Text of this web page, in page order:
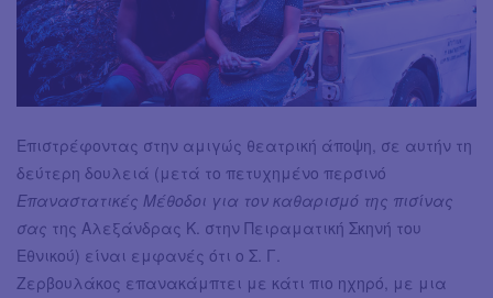
Επιστρέφοντας στην αμιγώς θεατρική άποψη, σε αυτήν τη
δεύτερη δουλειά (μετά το πετυχημένο περσινό
Επαναστατικές Μέθοδοι για τον καθαρισμό της πισίνας
σας της Αλεξάνδρας Κ. στην Πειραματική Σκηνή του
Εθνικού) είναι εμφανές ότι ο Σ. Γ.
Ζερβουλάκος επανακάμπτει με κάτι πιο ηχηρό, με μια